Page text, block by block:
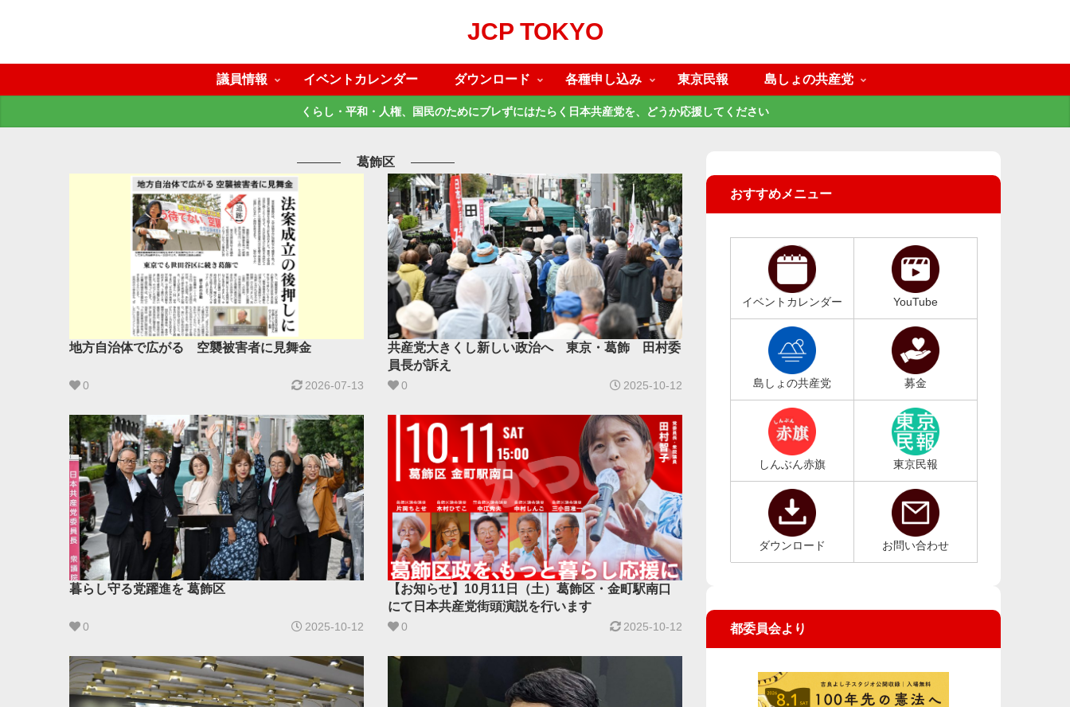
JCP TOKYO
議員情報 イベントカレンダー ダウンロード 各種申し込み 東京民報 島しょの共産党
くらし・平和・人権、国民のためにブレずにはたらく日本共産党を、どうか応援してください
葛飾区
地方自治体で広がる 空襲被害者に見舞金
0 2026-07-13
共産党大きくし新しい政治へ 東京・葛飾 田村委
員長が訴え
0 2025-10-12
暮らし守る党躍進を 葛飾区
0 2025-10-12
【お知らせ】10月11日（土）葛飾区・金町駅南口
にて日本共産党街頭演説を行います
0 2025-10-12
おすすめメニュー
イベントカレンダー YouTube
島しょの共産党 募金
しんぶん赤旗 東京民報
ダウンロード お問い合わせ
都委員会より